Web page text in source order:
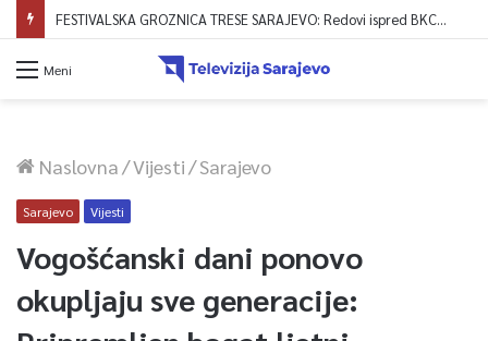
KRAJ MUKA ZA STANOVNIKE NAHOREVA: Asfaltiranjem Ulice Vranica brijeg spajaju se gornji i središnji dio naselja
Meni
Naslovna/Vijesti/Sarajevo
Sarajevo Vijesti
Vogošćanski dani ponovo
okupljaju sve generacije: